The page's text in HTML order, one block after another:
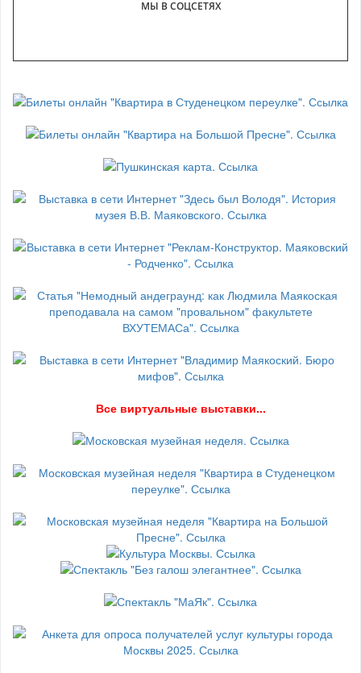
МЫ В СОЦСЕТЯХ
Все виртуальные выставки...